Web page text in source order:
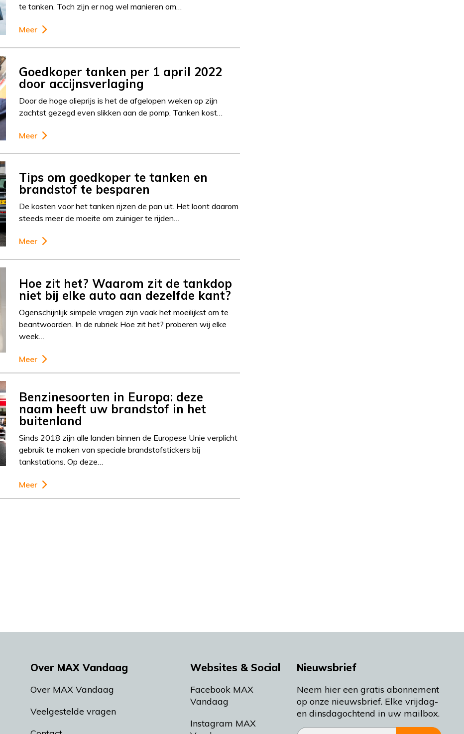
te tanken. Toch zijn er nog wel manieren om…
Meer
Goedkoper tanken per 1 april 2022
door accijnsverlaging
Door de hoge olieprijs is het de afgelopen weken op zijn
zachtst gezegd even slikken aan de pomp. Tanken kost…
Meer
Tips om goedkoper te tanken en
brandstof te besparen
De kosten voor het tanken rijzen de pan uit. Het loont daarom
steeds meer de moeite om zuiniger te rijden…
Meer
Hoe zit het? Waarom zit de tankdop
niet bij elke auto aan dezelfde kant?
Ogenschijnlijk simpele vragen zijn vaak het moeilijkst om te
beantwoorden. In de rubriek Hoe zit het? proberen wij elke
week…
Meer
Benzinesoorten in Europa: deze
naam heeft uw brandstof in het
buitenland
Sinds 2018 zijn alle landen binnen de Europese Unie verplicht
gebruik te maken van speciale brandstofstickers bij
tankstations. Op deze…
Meer
Over MAX Vandaag
Over MAX Vandaag
Veelgestelde vragen
Websites & Social
Facebook MAX
Vandaag
Instagram MAX
Nieuwsbrief
Neem hier een gratis abonnement
op onze nieuwsbrief. Elke vrijdag-
en dinsdagochtend in uw mailbox.